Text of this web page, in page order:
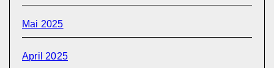
Mai 2025
April 2025